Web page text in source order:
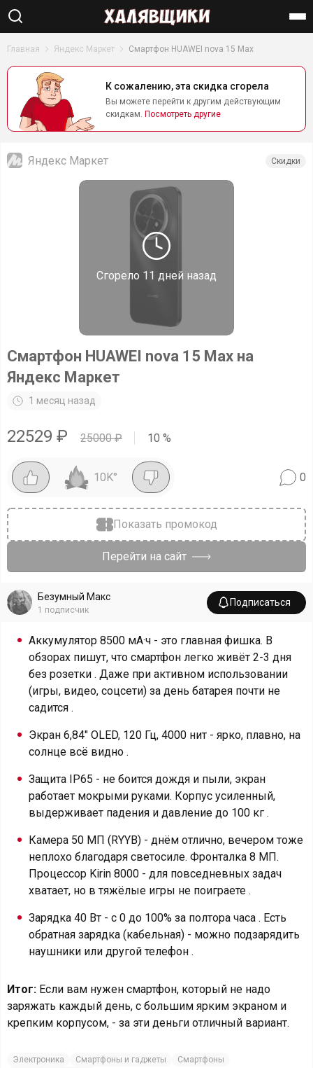
Главная Яндекс Маркет Смартфон HUAWEI nova 15 Max
К сожалению, эта скидка сгорела
Вы можете перейти к другим действующим
скидкам. Посмотреть другие
Сгорело 11 дней назад
Яндекс Маркет Скидки
Смартфон HUAWEI nova 15 Max на
Яндекс Маркет
1 месяц назад
22529 ₽ 25000₽ 10 %
10K° 0
Показать промокод
Перейти на сайт
Безумный Макс
1 подписчик
Подписаться
Аккумулятор 8500 мА·ч - это главная фишка. В
обзорах пишут, что смартфон легко живёт 2-3 дня
без розетки . Даже при активном использовании
(игры, видео, соцсети) за день батарея почти не
садится .
Экран 6,84″ OLED, 120 Гц, 4000 нит - ярко, плавно, на
солнце всё видно .
Защита IP65 - не боится дождя и пыли, экран
работает мокрыми руками. Корпус усиленный,
выдерживает падения и давление до 100 кг .
Камера 50 МП (RYYB) - днём отлично, вечером тоже
неплохо благодаря светосиле. Фронталка 8 МП.
Процессор Kirin 8000 - для повседневных задач
хватает, но в тяжёлые игры не поиграете .
Зарядка 40 Вт - с 0 до 100% за полтора часа . Есть
обратная зарядка (кабельная) - можно подзарядить
наушники или другой телефон .
Итог: Если вам нужен смартфон, который не надо
заряжать каждый день, с большим ярким экраном и
крепким корпусом, - за эти деньги отличный вариант.
Электроника Смартфоны и гаджеты
Смартфоны